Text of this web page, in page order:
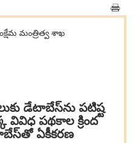
మంత్రిత్వ శాఖ
డేటాబేస్‌ను పటిష్ట
వివిధ పథకాల క్రింద
ఏకీకరణ